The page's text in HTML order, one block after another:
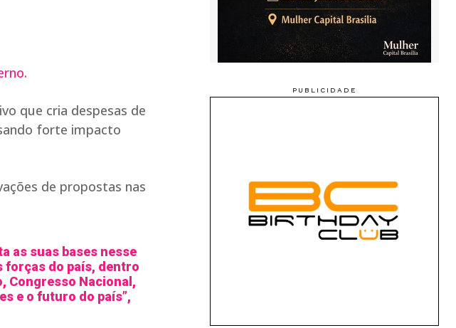
que cria despesas de
forte impacto
de propostas nas
as suas bases nesse
forças do país, dentro
Congresso Nacional,
e o futuro do país”,